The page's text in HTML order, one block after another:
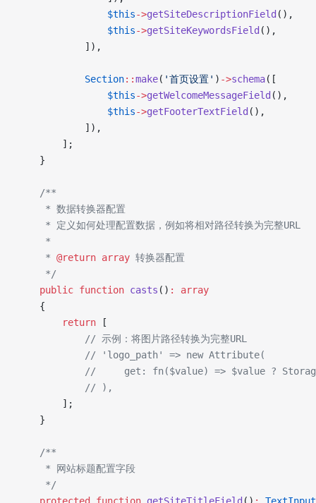
                $this
->getSiteDescriptionField (),
                $this
->getSiteKeywordsField (),
            ]),
            Section
::make( '首页设置' ) ->schema([
                $this
->getWelcomeMessageField (),
                $this
->getFooterTextField (),
            ]),
        ];
    }
    /**
     * 数据转换器配置
     * 定义如何处理配置数据，例如将相对路径转换为完整URL
     *
     *
@return array 转换器配置
     */
    public
function casts () :
array
    {
        return
[
            // 示例：将图片路径转换为完整URL
            // 'logo_path' => new Attribute(
//     get: fn($value) => $value ?
            // ),
        ];
    }
    /**
     * 网站标题配置字段
     */